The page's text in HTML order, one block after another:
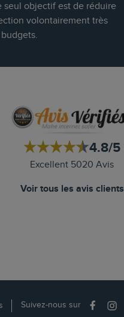
seul objectif est de réduire
volontairement très
4.8/5
Excellent 5020 Avis
Voir tous les avis clients
Suivez-nous sur